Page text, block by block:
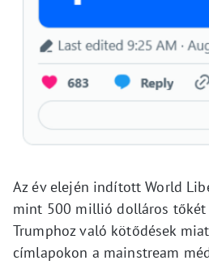
Az év elején indított World
mint 500 millió dolláros tőkét
Trumphoz való kötődések
címlapokon a mainstream